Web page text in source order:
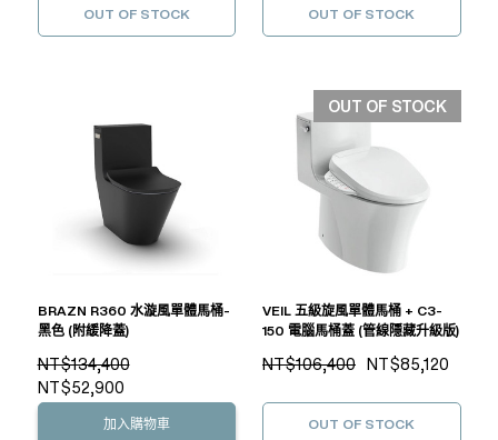
OUT OF STOCK OUT OF STOCK
BRAZN R360 水漩風單體馬桶-
黑色 (附緩降蓋)
NT$134,400
NT$52,900
加入購物車
OUT OF STOCK
VEIL 五級旋風單體馬桶 + C3-
150 電腦馬桶蓋 (管線隱藏升級版)
NT$106,400 NT$85,120
OUT OF STOCK